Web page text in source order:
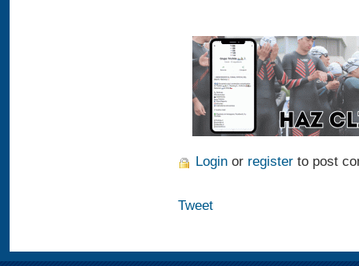
Login or register to post
Tweet